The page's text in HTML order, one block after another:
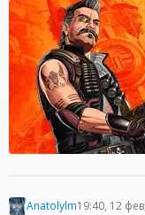
Anatolylm19:40, 12